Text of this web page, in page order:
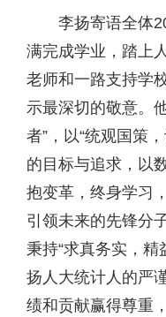
李扬寄语全体
满完成学业，踏上
老师和一路支持学
示最深切的敬意。
者”，以“统观国策
的目标与追求，以
抱变革，终身学习
引领未来的先锋分
秉持“求真务实，
扬人大统计人的严
绩和贡献赢得尊重